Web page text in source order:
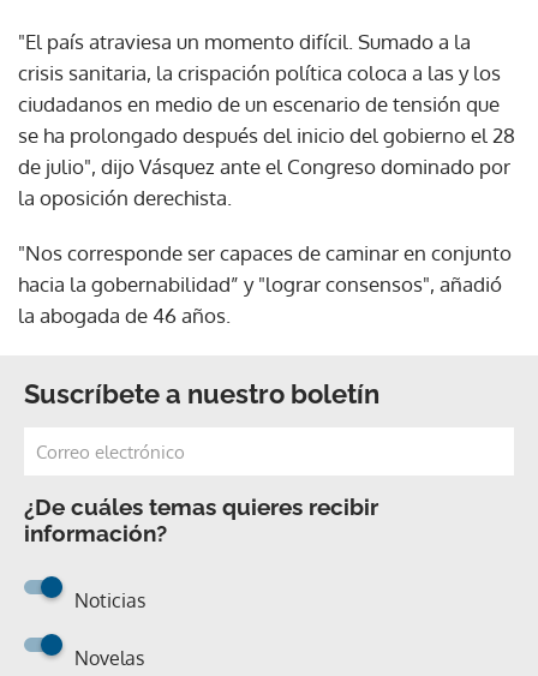
"El país atraviesa un momento difícil. Sumado a la
crisis sanitaria, la crispación política coloca a las y los
ciudadanos en medio de un escenario de tensión que
se ha prolongado después del inicio del gobierno el 28
de julio", dijo Vásquez ante el Congreso dominado por
la oposición derechista.
"Nos corresponde ser capaces de caminar en conjunto
hacia la gobernabilidad” y "lograr consensos", añadió
la abogada de 46 años.
Suscríbete a nuestro boletín
¿De cuáles temas quieres recibir
información?
Noticias
Novelas